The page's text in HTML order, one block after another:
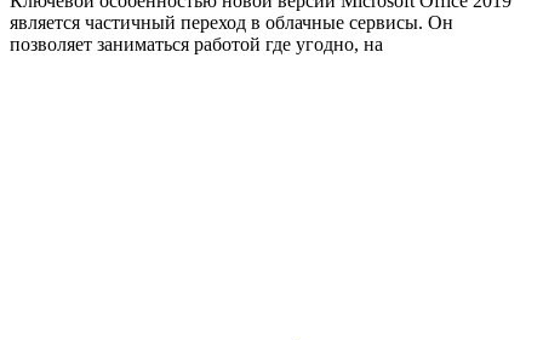
является частичный переход в облачные сервисы. Он
позволяет заниматься работой где угодно, на